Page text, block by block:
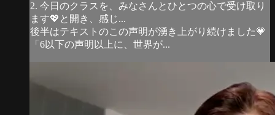
2. 今日のクラスを、みなさんとひとつの心で受け取り
ます💖と開き、感じ...
後半はテキストのこの声明が湧き上がり続けました💗
「6以下の声明以上に、世界が...